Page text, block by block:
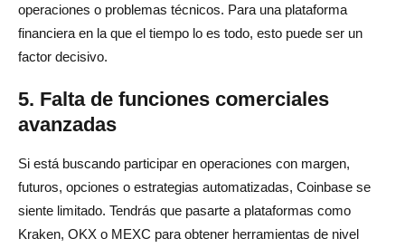
operaciones o problemas técnicos. Para una plataforma
financiera en la que el tiempo lo es todo, esto puede ser un
factor decisivo.
5. Falta de funciones comerciales
avanzadas
Si está buscando participar en operaciones con margen,
futuros, opciones o estrategias automatizadas, Coinbase se
siente limitado. Tendrás que pasarte a plataformas como
Kraken, OKX o MEXC para obtener herramientas de nivel